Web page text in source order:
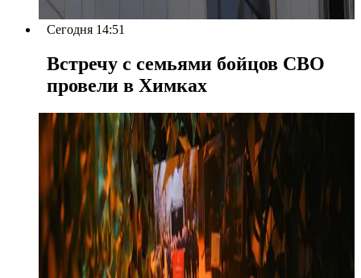
Сегодня 14:51
Встречу с семьями бойцов СВО
провели в Химках